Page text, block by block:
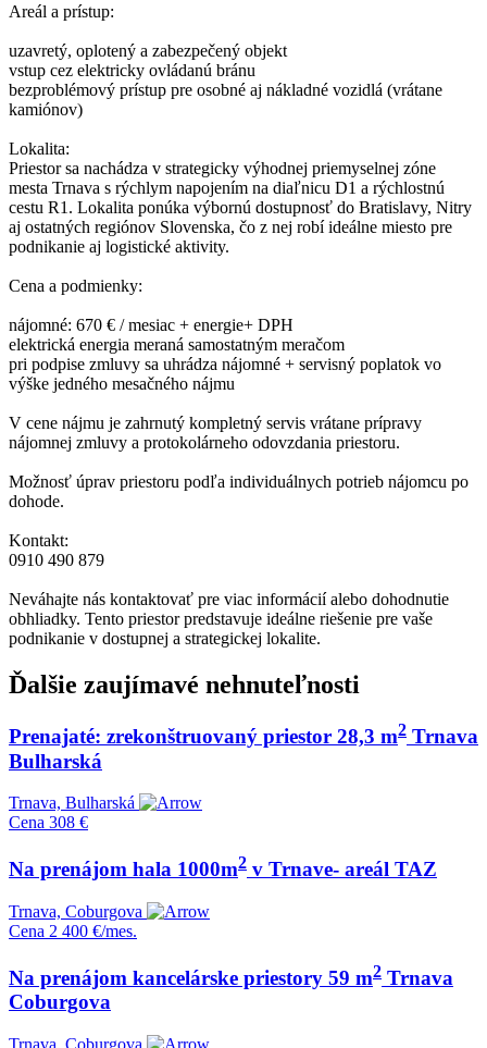
Areál a prístup:
uzavretý, oplotený a zabezpečený objekt
vstup cez elektricky ovládanú bránu
bezproblémový prístup pre osobné aj nákladné vozidlá (vrátane
kamiónov)
Lokalita:
Priestor sa nachádza v strategicky výhodnej priemyselnej zóne
mesta Trnava s rýchlym napojením na diaľnicu D1 a rýchlostnú
cestu R1. Lokalita ponúka výbornú dostupnosť do Bratislavy, Nitry
aj ostatných regiónov Slovenska, čo z nej robí ideálne miesto pre
podnikanie aj logistické aktivity.
Cena a podmienky:
nájomné: 670 € / mesiac + energie+ DPH
elektrická energia meraná samostatným meračom
pri podpise zmluvy sa uhrádza nájomné + servisný poplatok vo
výške jedného mesačného nájmu
V cene nájmu je zahrnutý kompletný servis vrátane prípravy
nájomnej zmluvy a protokolárneho odovzdania priestoru.
Možnosť úprav priestoru podľa individuálnych potrieb nájomcu po
dohode.
Kontakt:
0910 490 879
Neváhajte nás kontaktovať pre viac informácií alebo dohodnutie
obhliadky. Tento priestor predstavuje ideálne riešenie pre vaše
podnikanie v dostupnej a strategickej lokalite.
Ďalšie zaujímavé nehnuteľnosti
Prenajaté: zrekonštruovaný priestor 28,3 m2 Trnava
Bulharská
Trnava, Bulharská
Cena 308 €
Na prenájom hala 1000m2 v Trnave- areál TAZ
Trnava, Coburgova
Cena 2 400 €/mes.
Na prenájom kancelárske priestory 59 m2 Trnava
Coburgova
Trnava, Coburgova